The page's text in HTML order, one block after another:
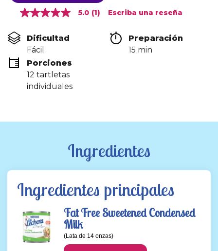
5.0
estrellas,
valor
medio
de
valoración.
Read
5.0 (1) Escriba una reseña
Dificultad
Fácil
Preparación
15 min
Porciones
12 tartletas
individuales
Ingredientes
Ingredientes principales
Fat Free Sweetened Condensed
Milk
(Lata de 14 onzas)